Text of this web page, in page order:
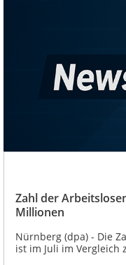
Zahl der
Millionen
Nürnberg (dpa) - Die
ist im Juli im Vergleich